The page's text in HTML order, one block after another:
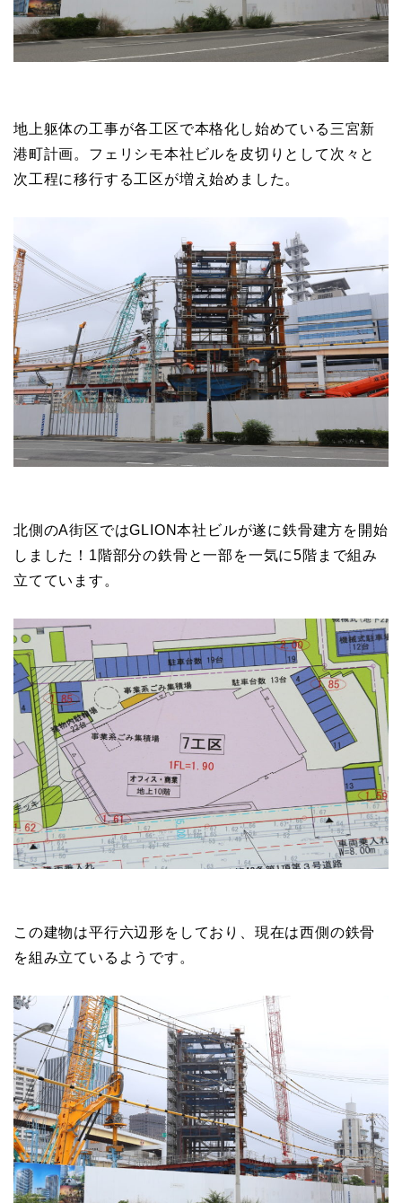
地上躯体の工事が各工区で本格化し始めている三宮新
港町計画。フェリシモ本社ビルを皮切りとして次々と
次工程に移行する工区が増え始めました。
北側のA街区ではGLION本社ビルが遂に鉄骨建方を開始
しました！1階部分の鉄骨と一部を一気に5階まで組み
立てています。
この建物は平行六辺形をしており、現在は西側の鉄骨
を組み立ているようです。